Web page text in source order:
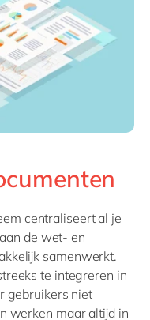
centraliseert al je
de wet- en
samenwerkt.
te integreren in
gebruikers niet
werken maar altijd in